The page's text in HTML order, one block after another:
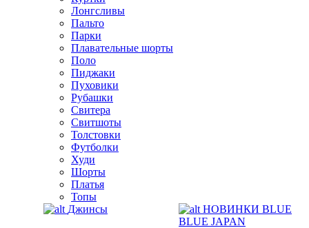
Лонгсливы
Пальто
Парки
Плавательные шорты
Поло
Пиджаки
Пуховики
Рубашки
Свитера
Свитшоты
Толстовки
Футболки
Худи
Шорты
Платья
Топы
Джинсы
НОВИНКИ BLUE
BLUE JAPAN